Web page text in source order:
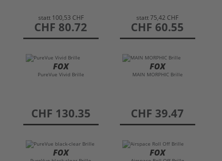
statt 100,53 CHF
preis
CHF 80.72
statt75,42 CHF
preis
CHF 60.55
FOX
PureVue Vivid Brille
preis
CHF 130.35
FOX
MAIN MORPHIC Brille
preis
CHF 39.47
FOX FOX